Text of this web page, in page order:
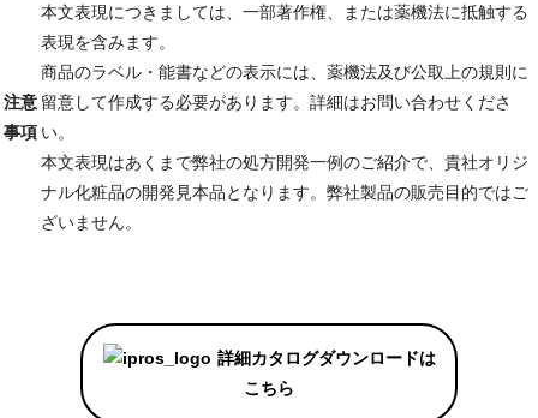
注意
事項
本文表現につきましては、一部著作権、または薬機法に抵触する
表現を含みます。
商品のラベル・能書などの表示には、薬機法及び公取上の規則に
留意して作成する必要があります。詳細はお問い合わせくださ
い。
本文表現はあくまで弊社の処方開発一例のご紹介で、貴社オリジ
ナル化粧品の開発見本品となります。弊社製品の販売目的ではご
ざいません。
詳細カタログダウンロードは
こちら